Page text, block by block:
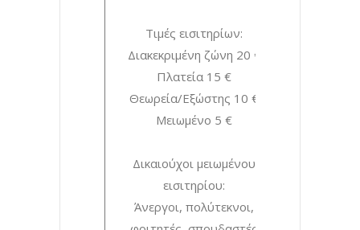
Τιμές εισιτηρίων:
Διακεκριμένη ζώνη 20 €
Πλατεία 15 €
Θεωρεία/Εξώστης 10 €
Μειωμένο 5 €
Δικαιούχοι μειωμένου
εισιτηρίου:
Άνεργοι, πολύτεκνοι,